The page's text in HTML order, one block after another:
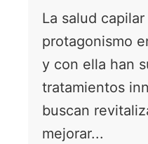
La salud
protagonismo
y con ella han
tratamientos
buscan
mejorar...